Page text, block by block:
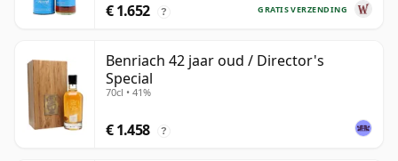
GRATIS VERZENDING
€ 1.652 ?
Benriach 42 jaar oud / Director's
Special
70cl • 41%
€ 1.458 ?